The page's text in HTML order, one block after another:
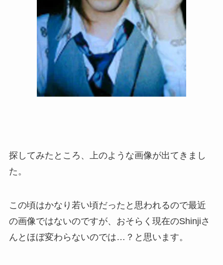
探してみたところ、上のような画像が出てきまし
た。
この頃はかなり若い頃だったと思われるので最近
の画像ではないのですが、おそらく現在のShinjiさ
んとほぼ変わらないのでは…？と思います。